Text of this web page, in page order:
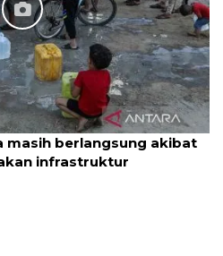
masih berlangsung akibat
infrastruktur